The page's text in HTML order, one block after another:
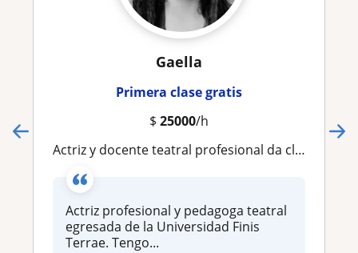
Gaella
Primera clase gratis
$ 25000/h
Actriz y docente teatral profesional da clases de teatro a personas de todas las edades y niveles
Actriz profesional y pedagoga teatral
egresada de la Universidad Finis
Terrae. Tengo...